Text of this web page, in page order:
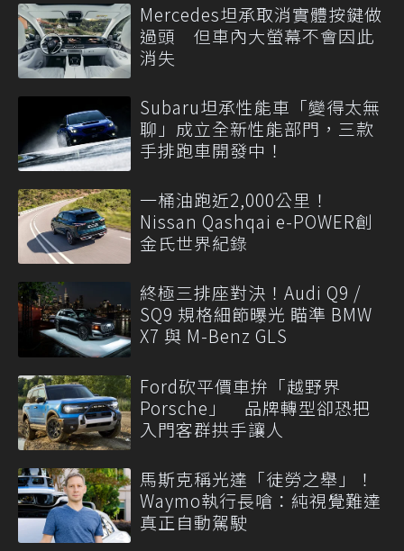
Mercedes坦承取消實體按鍵做
過頭 但車內大螢幕不會因此
消失
Subaru坦承性能車「變得太無
聊」成立全新性能部門，三款
手排跑車開發中！
一桶油跑近2,000公里！
Nissan Qashqai e-POWER創
金氏世界紀錄
終極三排座對決！Audi Q9 /
SQ9 規格細節曝光 瞄準 BMW
X7 與 M-Benz GLS
Ford砍平價車拚「越野界
Porsche」 品牌轉型卻恐把
入門客群拱手讓人
馬斯克稱光達「徒勞之舉」！
Waymo執行長嗆：純視覺難達
真正自動駕駛